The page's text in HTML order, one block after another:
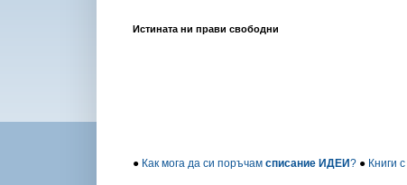
Истината ни прави свободни
● Как мога да си поръчам списание ИДЕИ? ● Книги с